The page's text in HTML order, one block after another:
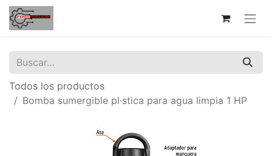
Todos los productos
Bomba sumergible pl·stica para agua limpia 1 HP